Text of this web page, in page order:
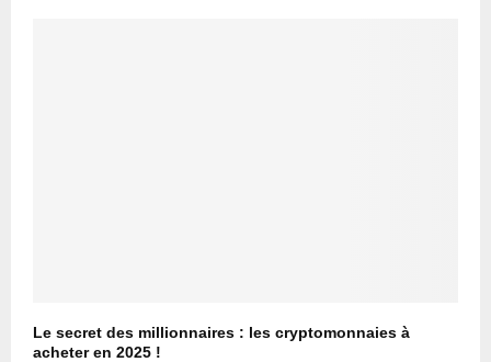
Le secret des millionnaires : les cryptomonnaies à
acheter en 2025 !